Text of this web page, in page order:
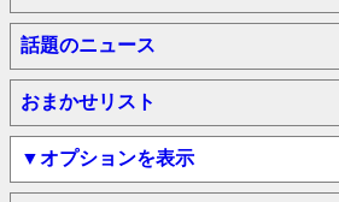
話題のニュース
おまかせリスト
▼オプションを表示